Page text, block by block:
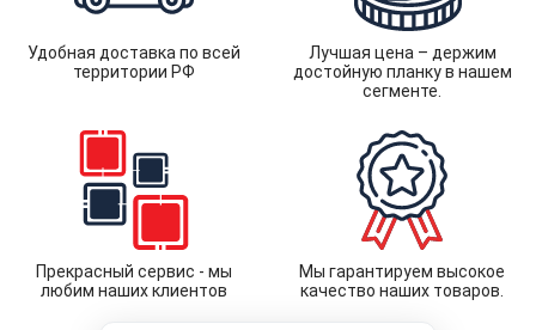
Удобная доставка по всей
территории РФ
Лучшая цена – держим
достойную планку в нашем
сегменте.
Прекрасный сервис - мы
любим наших клиентов
Мы гарантируем высокое
качество наших товаров.